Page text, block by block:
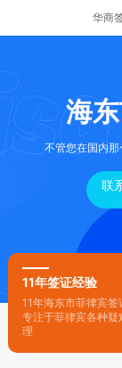
华商
海
不管您在国内
联
11年签证经验
11年海东市菲律宾签
专注于菲律宾各种疑
理